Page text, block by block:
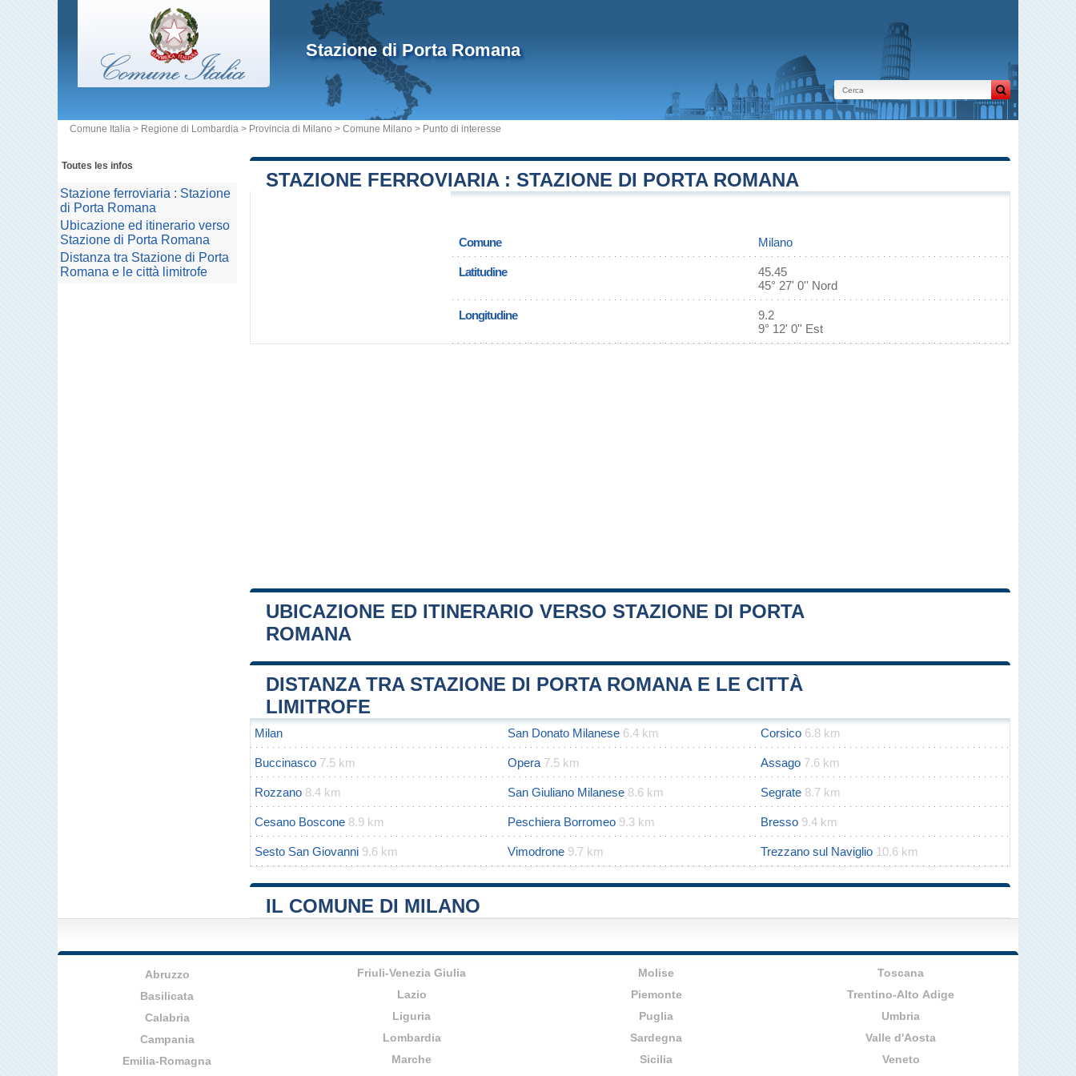
Stazione di Porta Romana
Comune Italia > Regione di Lombardia > Provincia di Milano > Comune Milano > Punto di interesse
STAZIONE FERROVIARIA : STAZIONE DI PORTA ROMANA
Comune Milano
Latitudine
45.45
45° 27' 0'' Nord
Longitudine
9.2
9° 12' 0'' Est
UBICAZIONE ED ITINERARIO VERSO STAZIONE DI PORTA
ROMANA
+
−
DISTANZA TRA STAZIONE DI PORTA ROMANA E LE CITTÀ
LIMITROFE
Milan San Donato Milanese 6.4 km Corsico 6.8 km
Buccinasco 7.5 km Opera 7.5 km Assago 7.6 km
Rozzano 8.4 km San Giuliano Milanese 8.6 km Segrate 8.7 km
Cesano Boscone 8.9 km Peschiera Borromeo 9.3 km Bresso 9.4 km
Sesto San Giovanni 9.6 km Vimodrone 9.7 km Trezzano sul Naviglio 10.6 km
IL COMUNE DI MILANO
Toutes les infos
Stazione ferroviaria : Stazione
di Porta Romana
Ubicazione ed itinerario verso
Stazione di Porta Romana
Distanza tra Stazione di Porta
Romana e le città limitrofe
Abruzzo
Basilicata
Calabria
Campania
Emilia-Romagna
Friuli-Venezia Giulia
Lazio
Liguria
Lombardia
Marche
Molise
Piemonte
Puglia
Sardegna
Sicilia
Toscana
Trentino-Alto Adige
Umbria
Valle d'Aosta
Veneto